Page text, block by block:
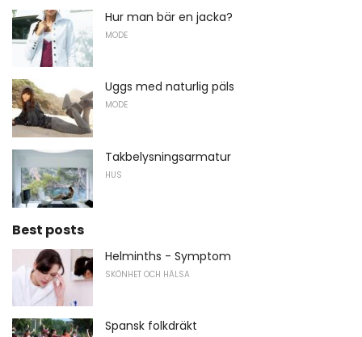
Hur man bär en jacka?
MODE
Uggs med naturlig päls
MODE
Takbelysningsarmatur
HUS
Best posts
Helminths - Symptom
SKÖNHET OCH HÄLSA
Spansk folkdräkt